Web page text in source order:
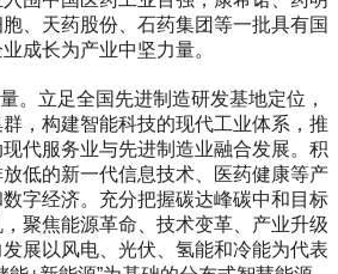
、天药股份、石药集团等一批具有国
成长为产业中坚力量。
。立足全国先进制造研发基地定位，
，构建智能科技的现代工业体系，推
代服务业与先进制造业融合发展。积
低的新一代信息技术、医药健康等产
字经济。充分把握碳达峰碳中和目标
聚焦能源革命、技术变革、产业升级
展以风电、光伏、氢能和冷能为代表